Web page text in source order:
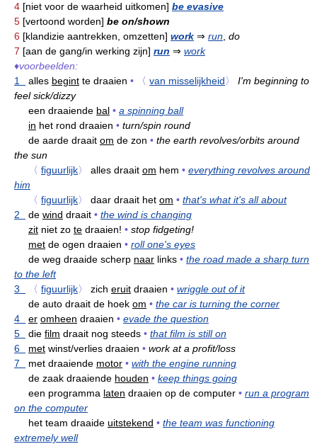
4 [niet voor de waarheid uitkomen] be evasive
5 [vertoond worden] be on/shown
6 [klandizie aantrekken, omzetten] work ⇒ run do
7 [aan de gang/in werking zijn] run ⇒ work
♦voorbeelden:
1
alles begint te draaien • 〈 van misselijkheid〉
I'm beginning to
feel sick/dizzy
een draaiende bal • a spinning ball
in het rond draaien • turn/spin round
de aarde draait om de zon • the earth revolves/orbits around
the sun
〈 figuurlijk〉 alles draait om hem • everything revolves around
him
〈 figuurlijk〉 daar draait het om • that's what it's all about
2
de wind draait • the wind is changing
zit niet zo te draaien! • stop fidgeting!
met de ogen draaien • roll one's eyes
de weg draaide scherp naar links • the road made a sharp turn
to the left
3
〈 figuurlijk〉 zich eruit draaien • wriggle out of it
de auto draait de hoek om • the car is turning the corner
4
er omheen draaien • evade the question
5
die film draait nog steeds • that film is still on
6
met winst/verlies draaien • work at a profit/loss
7
met draaiende motor • with the engine running
de zaak draaiende houden • keep things going
een programma laten draaien op de computer • run a program
on the computer
het team draaide uitstekend • the team was functioning
extremely well